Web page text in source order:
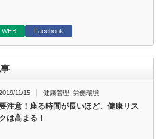
WEB Facebook
11/15 健康管理 労働環境
注意！座る時間が長いほど、健康リス
クは高まる！